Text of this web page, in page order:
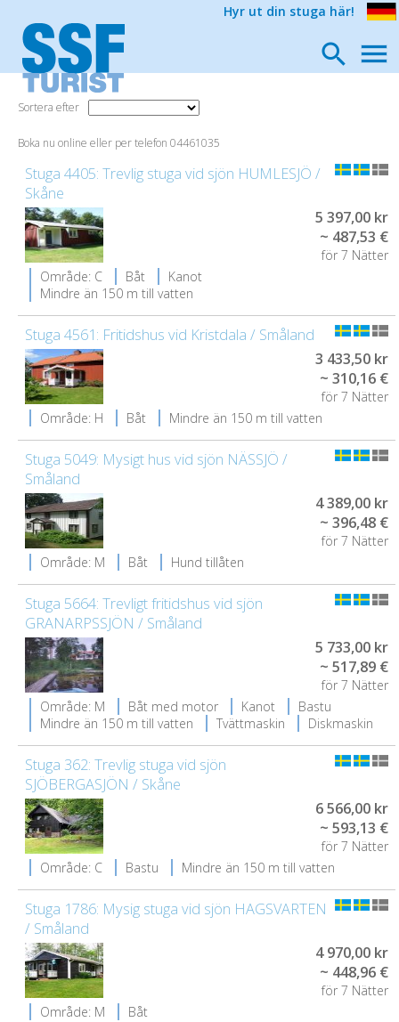
Hyr ut din stuga här!
Sortera efter
Boka nu online eller per telefon 04461035
Stuga 4405: Trevlig stuga vid sjön HUMLESJÖ /
Skåne
5 397,00 kr
~ 487,53 €
för 7 Nätter
Område: C
Båt
Kanot
Mindre än 150 m till vatten
Stuga 4561: Fritidshus vid Kristdala / Småland
3 433,50 kr
~ 310,16 €
för 7 Nätter
Område: H
Båt Mindre än 150 m till vatten
Stuga 5049: Mysigt hus vid sjön NÄSSJÖ /
Småland
4 389,00 kr
~ 396,48 €
för 7 Nätter
Område: M
Båt Hund tillåten
Stuga 5664: Trevligt fritidshus vid sjön
GRANARPSSJÖN / Småland
5 733,00 kr
~ 517,89 €
för 7 Nätter
Område: M
Båt med motor Kanot
Bastu
Mindre än 150 m till vatten
Tvättmaskin Diskmaskin
Stuga 362: Trevlig stuga vid sjön
SJÖBERGASJÖN / Skåne
6 566,00 kr
~ 593,13 €
för 7 Nätter
Område: C
Bastu Mindre än 150 m till vatten
Stuga 1786: Mysig stuga vid sjön HAGSVARTEN
/ Småland
4 970,00 kr
~ 448,96 €
för 7 Nätter
Område: M
Båt